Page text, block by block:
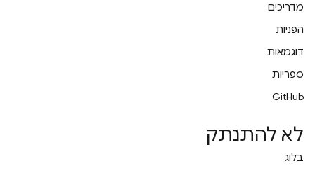
מדריכים
הפניות
דוגמאות
ספריות
GitHub
לא להתנתק
בלוג